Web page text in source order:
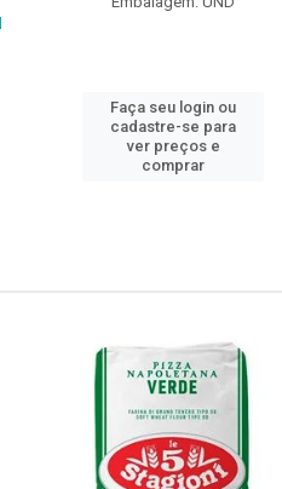
Faça seu login ou
cadastre-se para
ver preços e
comprar